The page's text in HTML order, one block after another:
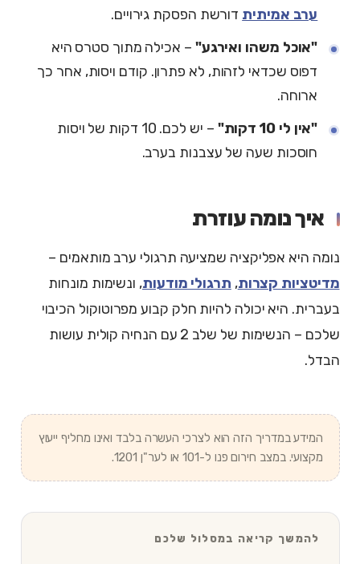
ערב אמיתית דורשת הפסקת גירויים.
"אוכל משהו ואירגע" – אכילה מתוך סטרס היא
דפוס שכדאי לזהות, לא פתרון. קודם ויסות, אחר כך
ארוחה.
"אין לי 10 דקות"
– יש לכם. 10 דקות של ויסות
חוסכות שעה של עצבנות בערב.
איך נומה עוזרת
נומה היא אפליקציה שמציעה תרגולי ערב מותאמים –
מדיטציות קצרות, תרגולי מודעות, ונשימות מונחות
בעברית. היא יכולה להיות חלק קבוע מפרוטוקול הכיבוי
שלכם – הנשימות של שלב 2 עם הנחיה קולית עושות
הבדל.
המידע במדריך הזה הוא לצרכי העשרה בלבד ואינו מחליף ייעוץ
מקצועי. במצב חירום פנו ל-101 או לער"ן 1201.
להמשך קריאה במסלול שלכם